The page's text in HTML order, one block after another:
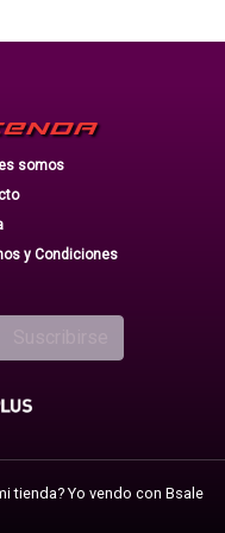
somos
y Condiciones
tienda? Yo vendo con Bsale